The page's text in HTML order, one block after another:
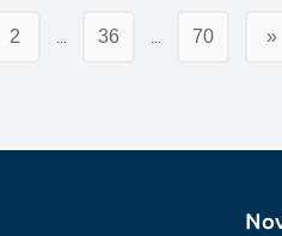
2 … 36 … 70 »